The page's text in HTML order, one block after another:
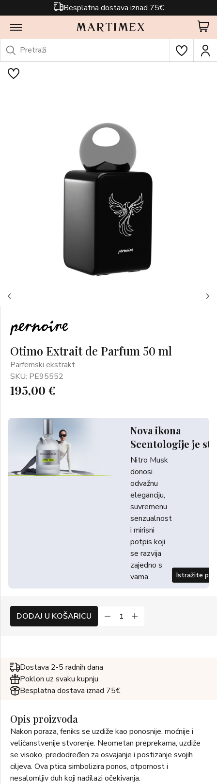
Besplatna dostava iznad 75€
Otimo Extrait de Parfum 50 ml
Parfemski ekstrakt
SKU: PE95552
195,00 €
Nova ikona
Scentologije je
Nitro Musk
donosi
odvažnu
eleganciju,
suvremenu
senzualnost
i mirisni
potpis koji
se razvija
zajedno s
vama.
Istražite
DODAJ U KOŠARICU
Dostava 2-5 radnih dana
Poklon uz svaku kupnju
Besplatna dostava iznad 75€
Opis proizvoda
Nakon poraza, feniks se uzdiže kao ponosnije, moćnije i
veličanstvenije stvorenje. Neometan preprekama, uzdiže
se visoko, predodređen za osvajanje i postizanje svojih
ciljeva. Ova ptica simbolizira ponos, otpornost i
nesalomljiv duh koji nadilazi očekivanja.